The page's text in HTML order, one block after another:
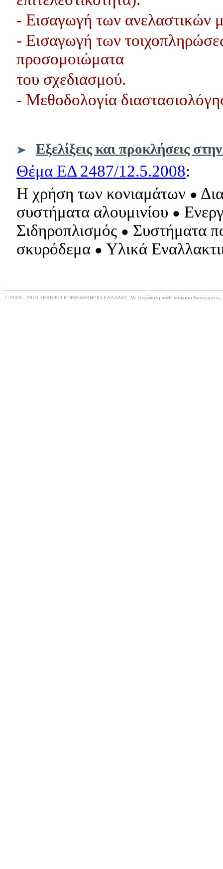
- Εισαγωγή των ανελαστικών
- Εισαγωγή των
προσομοιώματα
του σχεδιασμού.
- Μεθοδολογία
Εξελίξεις και προκλήσεις
Θέμα ΕΔ 2487/12.5.2008:
Η χρήση των κονιαμάτων ●
συστήματα αλουμινίου ●
Σιδηροπλισμός ● Συστήματα
σκυρόδεμα ● Υλικά
© 2003 - 2010 ΤΕΧΝΙΚΟ ΕΠΙΜΕΛΗΤΗΡΙΟ ΕΛΛΑΔΑΣ. Με επιφύλαξη κάθε νόμιμου